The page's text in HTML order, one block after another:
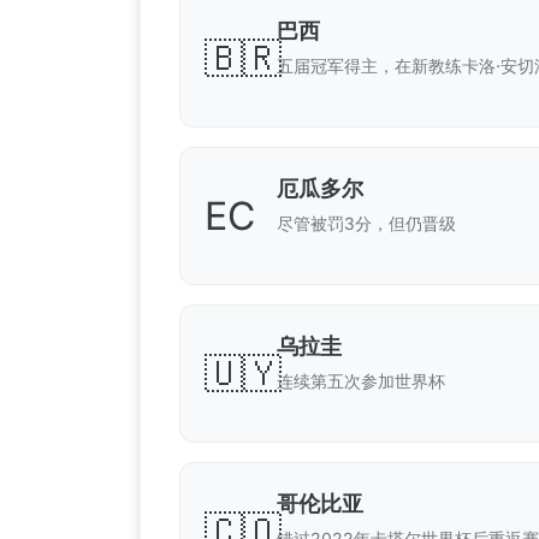
🇧🇷
巴西
五届冠军得主，在新教练卡洛·安切
EC
厄瓜多尔
尽管被罚3分，但仍晋级
🇺🇾
乌拉圭
连续第五次参加世界杯
哥伦比亚